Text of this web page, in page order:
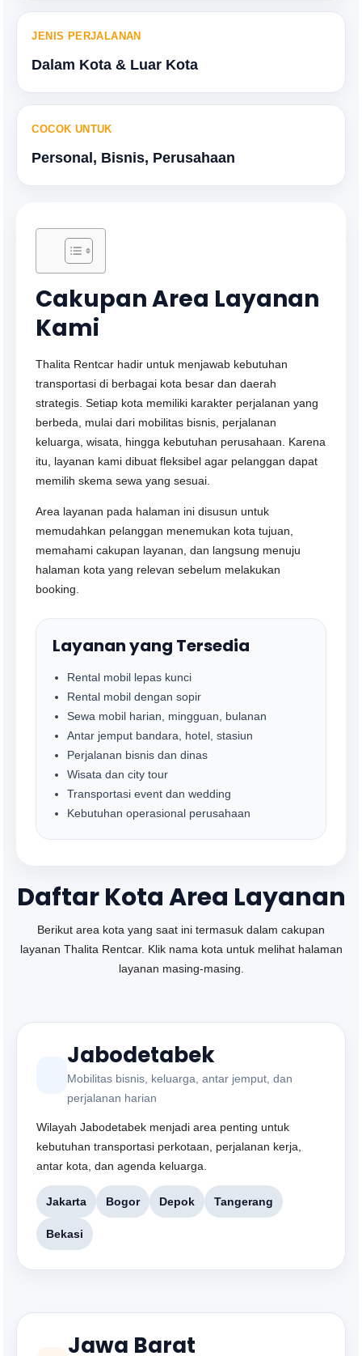
JENIS PERJALANAN
Dalam Kota & Luar Kota
COCOK UNTUK
Personal, Bisnis, Perusahaan
Cakupan Area Layanan
Kami
Thalita Rentcar hadir untuk menjawab kebutuhan
transportasi di berbagai kota besar dan daerah
strategis. Setiap kota memiliki karakter perjalanan yang
berbeda, mulai dari mobilitas bisnis, perjalanan
keluarga, wisata, hingga kebutuhan perusahaan. Karena
itu, layanan kami dibuat fleksibel agar pelanggan dapat
memilih skema sewa yang sesuai.
Area layanan pada halaman ini disusun untuk
memudahkan pelanggan menemukan kota tujuan,
memahami cakupan layanan, dan langsung menuju
halaman kota yang relevan sebelum melakukan
booking.
Layanan yang Tersedia
Rental mobil lepas kunci
Rental mobil dengan sopir
Sewa mobil harian, mingguan, bulanan
Antar jemput bandara, hotel, stasiun
Perjalanan bisnis dan dinas
Wisata dan city tour
Transportasi event dan wedding
Kebutuhan operasional perusahaan
Daftar Kota Area Layanan
Berikut area kota yang saat ini termasuk dalam cakupan
layanan Thalita Rentcar. Klik nama kota untuk melihat halaman
layanan masing-masing.
Jabodetabek
Mobilitas bisnis, keluarga, antar jemput, dan
perjalanan harian
Wilayah Jabodetabek menjadi area penting untuk
kebutuhan transportasi perkotaan, perjalanan kerja,
antar kota, dan agenda keluarga.
Jakarta Bogor Depok Tangerang
Bekasi
Jawa Barat